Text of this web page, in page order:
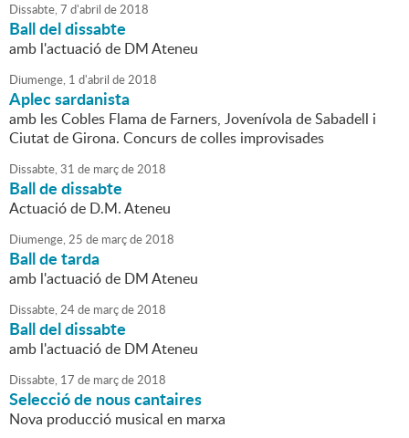
Dissabte,7 d'abril de2018
Ball del dissabte
amb l'actuació de DM Ateneu
Diumenge, 1 d'abril de2018
Aplec sardanista
amb les Cobles Flama de Farners, Jovenívola de Sabadell i
Ciutat de Girona. Concurs de colles improvisades
Dissabte,31 de marçde2018
Ball de dissabte
Actuació de D.M. Ateneu
Diumenge,25 de marçde2018
Ball de tarda
amb l'actuació de DM Ateneu
Dissabte,24de marçde2018
Ball del dissabte
amb l'actuació de DM Ateneu
Dissabte, 17 de marçde2018
Selecció de nous cantaires
Nova producció musical en marxa